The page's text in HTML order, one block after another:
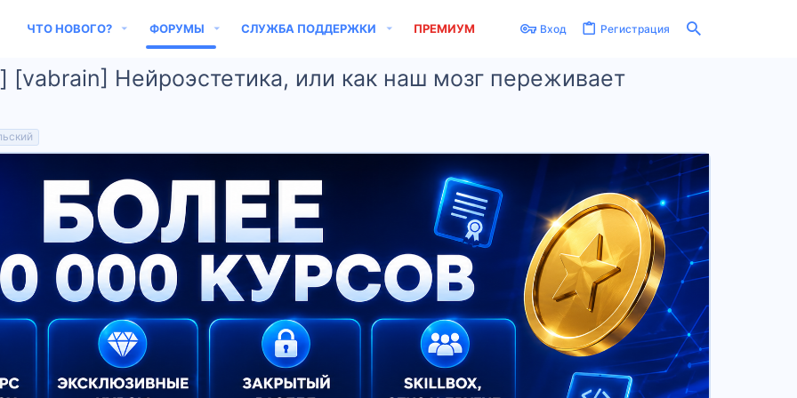
ЧТО НОВОГО? ФОРУМЫ СЛУЖБА ПОДДЕРЖКИ ПРЕМИУМ Вход Регистрация
[vabrain] Нейроэстетика, или как наш мозг переживает